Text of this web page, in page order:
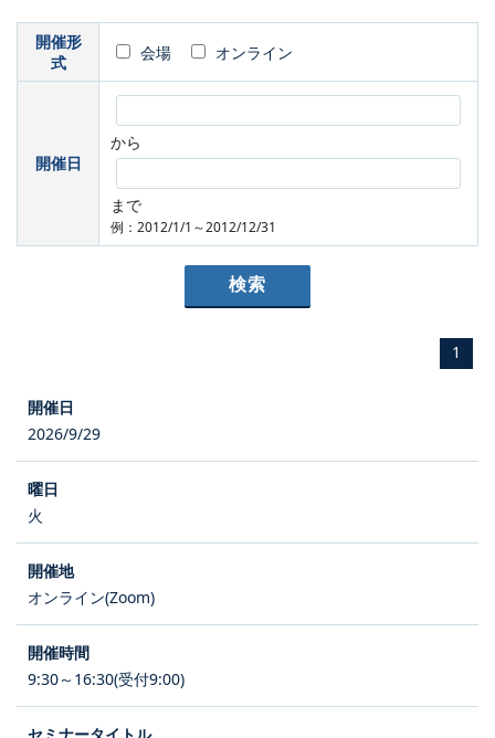
開催形
式
会場 オンライン
開催日
から
まで
例：2012/1/1～2012/12/31
1
2026/9/29
火
オンライン(Zoom)
9:30～16:30(受付9:00)